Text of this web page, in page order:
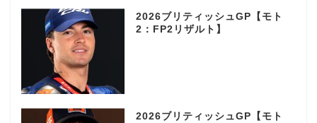
2026ブリティッシュGP【モト
2：FP2リザルト】
2026ブリティッシュGP【モト